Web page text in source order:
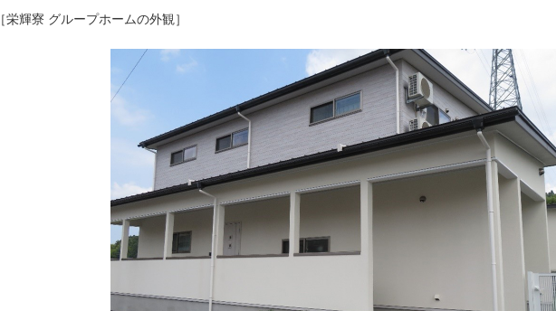
［栄輝寮 グループホームの外観］